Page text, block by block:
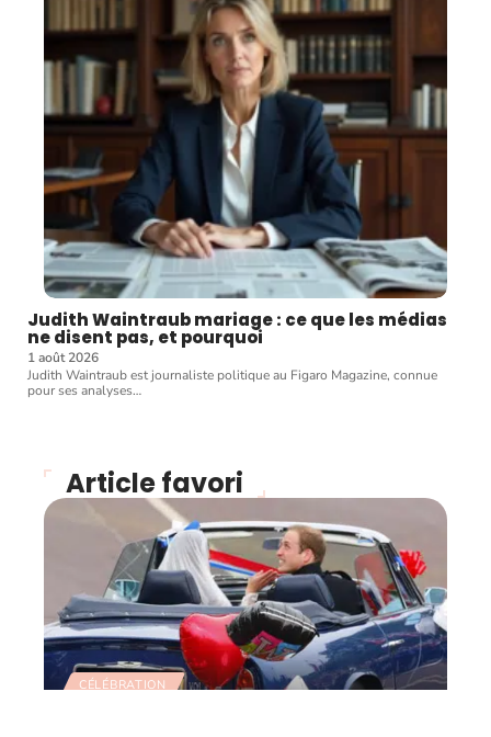
Judith Waintraub mariage : ce que les médias
ne disent pas, et pourquoi
1 août 2026
Judith Waintraub est journaliste politique au Figaro Magazine, connue
pour ses analyses…
Article favori
CÉLÉBRATION